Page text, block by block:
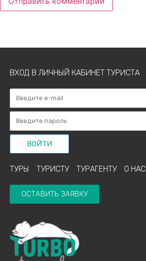
ВХОД В ЛИЧНЫЙ КАБИНЕТ ТУРИСТА
ВОЙТИ
ТУРЫ ТУРИСТУ ТУРАГЕНТУ О НАС
ОСТАВИТЬ ЗАЯВКУ